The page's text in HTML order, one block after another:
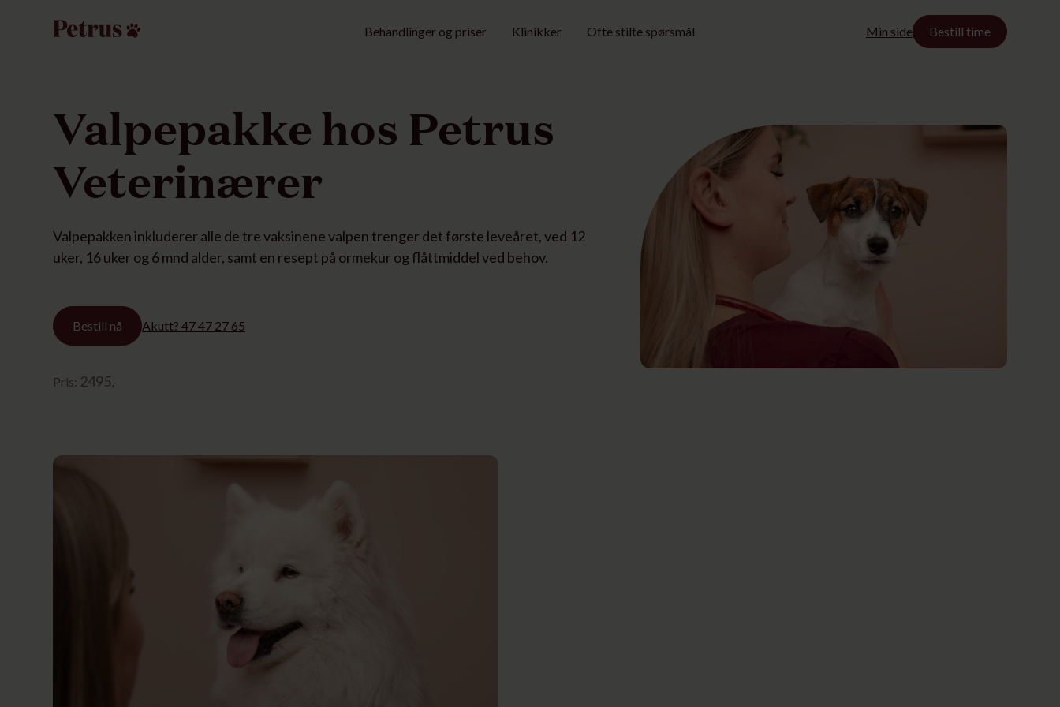
Behandlinger og priser Klinikker Ofte stilte spørsmål Min side Bestill time
Valpepakke hos Petrus
Veterinærer
Valpepakken inkluderer alle de tre vaksinene valpen trenger det første leveåret, ved 12
uker, 16 uker og 6 mnd alder, samt en resept på ormekur og flåttmiddel ved behov.
Bestill nå Akutt? 47 47 27 65
Pris: 2495 ,-